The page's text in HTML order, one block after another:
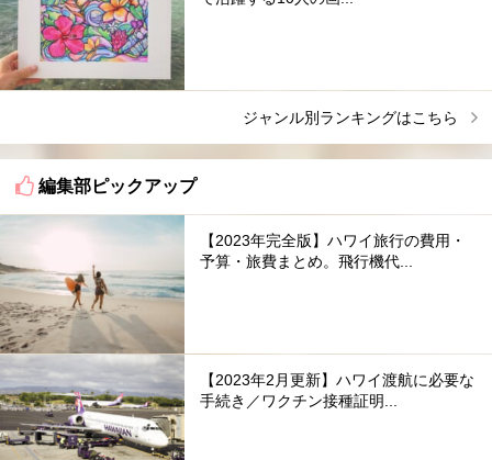
ジャンル別ランキングはこちら
編集部ピックアップ
【2023年完全版】ハワイ旅行の費用・
予算・旅費まとめ。飛行機代...
【2023年2月更新】ハワイ渡航に必要な
手続き／ワクチン接種証明...